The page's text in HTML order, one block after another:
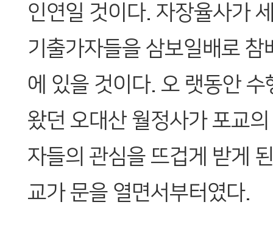
인연일 것이다. 자장율사가
기출가자들을 삼보일배로 참
에 있을 것이다. 오 랫동안
왔던 오대산 월정사가 포교
자들의 관심을 뜨겁게 받게
교가 문을 열면서부터였다.